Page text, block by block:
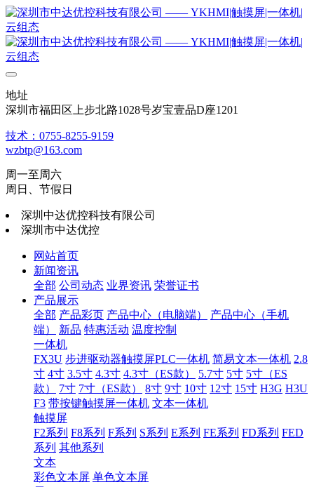
地址
深圳市福田区上步北路1028号岁宝壹品D座1201
技术：0755-8255-9159
wzbtp@163.com
周一至周六
周日、节假日
深圳中达优控科技有限公司
深圳市中达优控
网站首页
新闻资讯
全部 公司动态 业界资讯 荣誉证书
产品展示
全部 产品彩页 产品中心（电脑端）
产品中心（手机
端）
新品 特惠活动 温度控制
一体机
FX3U 步进驱动器触摸屏PLC一体机 简易文本一体机 2.8
寸 4寸 3.5寸 4.3寸 4.3寸（ES款） 5.7寸 5寸 5寸（ES
款）
7寸 7寸（ES款） 8寸 9寸 10寸 12寸 15寸 H3G H3U
F3 带按键触摸屏一体机 文本一体机
触摸屏
F2系列 F8系列 F系列 S系列 E系列 FE系列 FD系列 FED
系列 其他系列
文本
彩色文本屏 单色文本屏